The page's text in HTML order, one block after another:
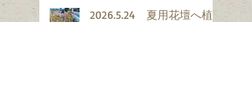
2026.5.24 夏用花壇へ植